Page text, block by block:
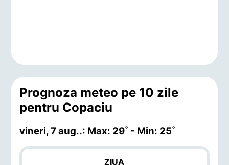
Prognoza meteo pe 10 zile
pentru Copaciu
vineri, 7 aug..: Max: 29˚ - Min: 25˚
ZIUA